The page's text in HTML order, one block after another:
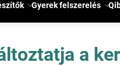
Gyerek felszerelés
a